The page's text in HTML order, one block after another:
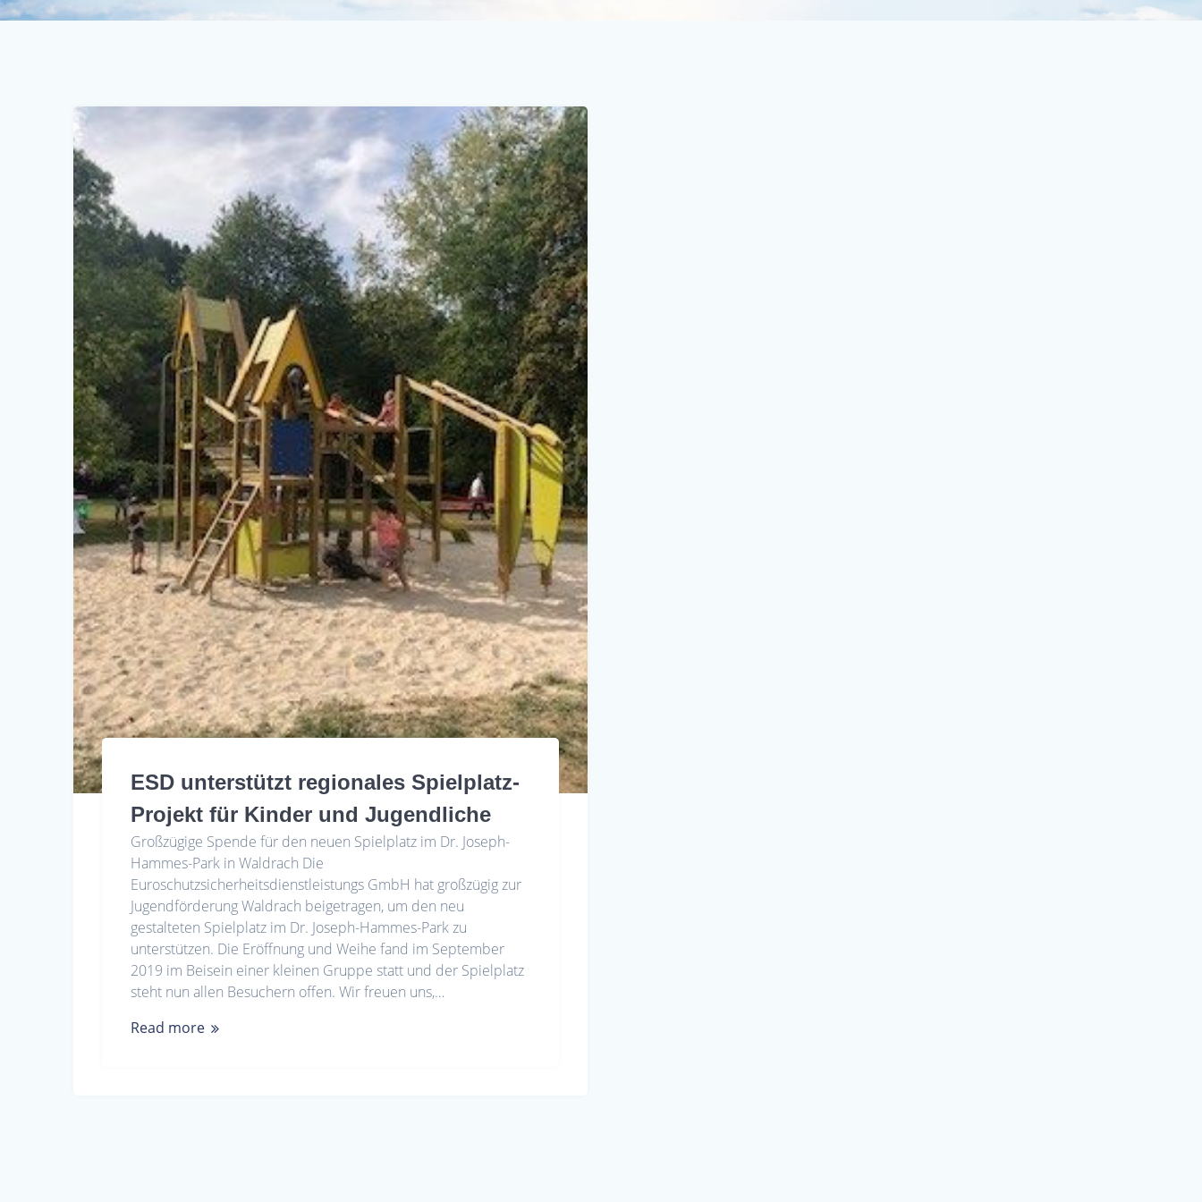
ESD unterstützt regionales Spielplatz-
Projekt für Kinder und Jugendliche
Großzügige Spende für den neuen Spielplatz im Dr. Joseph-
Hammes-Park in Waldrach Die
Euroschutzsicherheitsdienstleistungs GmbH hat großzügig zur
Jugendförderung Waldrach beigetragen, um den neu
gestalteten Spielplatz im Dr. Joseph-Hammes-Park zu
unterstützen. Die Eröffnung und Weihe fand im September
2019 im Beisein einer kleinen Gruppe statt und der Spielplatz
steht nun allen Besuchern offen. Wir freuen uns,…
Read more